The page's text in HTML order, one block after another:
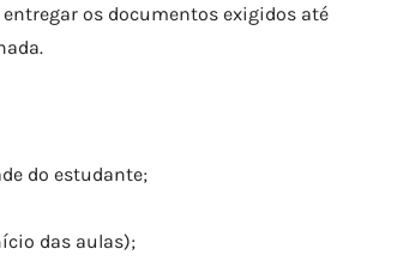
os documentos exigidos até
do estudante;
das aulas);